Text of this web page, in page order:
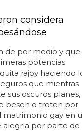
considera
de por medio y que
potencias
rajoy haciendo
que mientras
sus oscuros planes,
besen o troten por
matrimonio gay en
alegría por parte de